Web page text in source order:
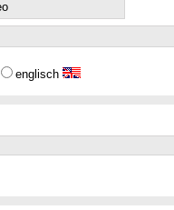
englisch